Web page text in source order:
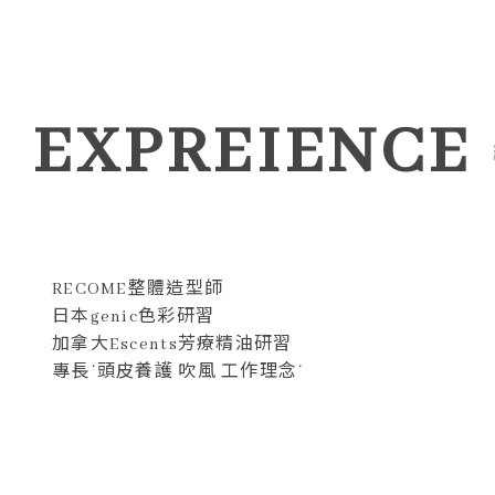
EXPREIENCE
RECOME整體造型師
日本genic色彩研習
加拿大Escents芳療精油研習
專長˙頭皮養護 吹風 工作理念˙